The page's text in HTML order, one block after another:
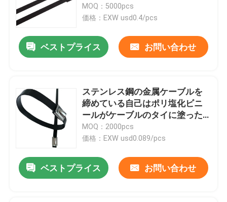
MOQ：5000pcs
価格：EXW usd0.4/pcs
ベストプライス お問い合わせ
ステンレス鋼の金属ケーブルを
締めている自己はポリ塩化ビニ
ールがケーブルのタイに塗った
11.8インチSSを結ぶ
MOQ：2000pcs
価格：EXW usd0.089/pcs
ベストプライス お問い合わせ